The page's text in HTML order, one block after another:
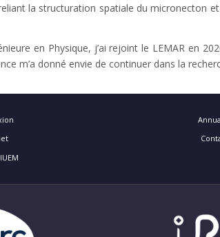
la structuration spatiale du micronecton
en Physique, j’ai rejoint le LEMAR en
m’a donné envie de continuer dans la